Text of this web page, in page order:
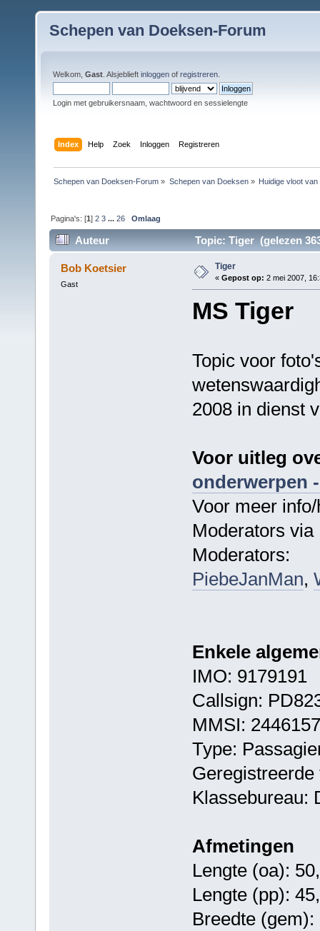
Schepen van Doeksen-Forum
Welkom, Gast . Alsjeblieft inloggen of registreren
Login met gebruikersnaam, wachtwoord en sessielengte
Index Help Zoek Inloggen Registreren
Schepen van Doeksen-Forum » Schepen van Doeksen» Huidige vloot
Pagina's: [1]2 3 ...26 Omlaag
Auteur Topic: Tiger (gelezen
Bob Koetsier
Gast
Tiger
« Gepost op: 2 mei 2007,
MS Tiger
Topic voor
2008 in dienst
Voor uitleg
onderwerpen
Voor meer
Moderators
Moderators:
PiebeJanMan,
Enkele
IMO: 9179191
Callsign:
MMSI:
Type:
Klassebureau:
Afmetingen
Lengte (oa):
Lengte (pp):
Breedte (gem):